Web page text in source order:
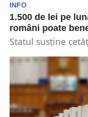
INFO
1.500 de lei pe
români poate
Statul susține
punct...